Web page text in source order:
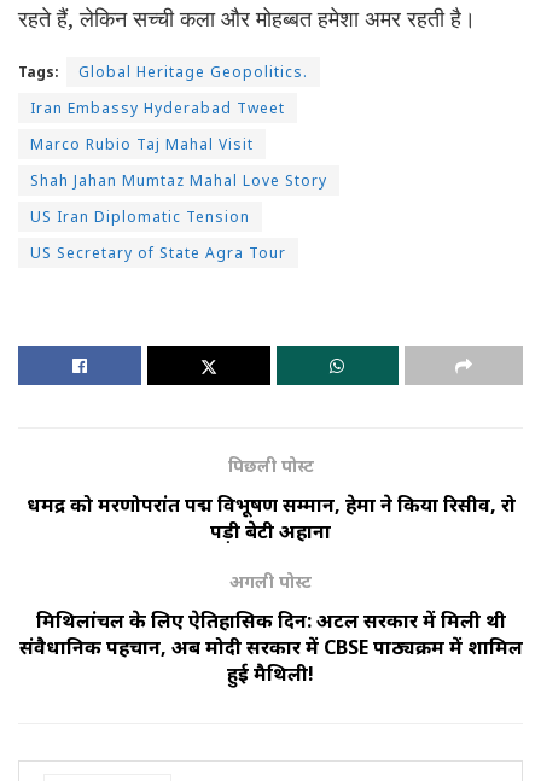
रहते हैं, लेकिन सच्ची कला और मोहब्बत हमेशा अमर रहती है।
Tags:
Global Heritage Geopolitics.
Iran Embassy Hyderabad Tweet
Marco Rubio Taj Mahal Visit
Shah Jahan Mumtaz Mahal Love Story
US Iran Diplomatic Tension
US Secretary of State Agra Tour
पिछली पोस्ट
धर्मेंद्र को मरणोपरांत पद्म विभूषण सम्मान, हेमा ने किया रिसीव, रो
पड़ी बेटी अहाना
अगली पोस्ट
मिथिलांचल के लिए ऐतिहासिक दिन: अटल सरकार में मिली थी
संवैधानिक पहचान, अब मोदी सरकार में CBSE पाठ्यक्रम में शामिल
हुई मैथिली!